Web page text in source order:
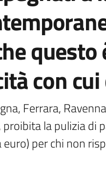
con
Ferrara,
la pulizia di
euro) per chi non